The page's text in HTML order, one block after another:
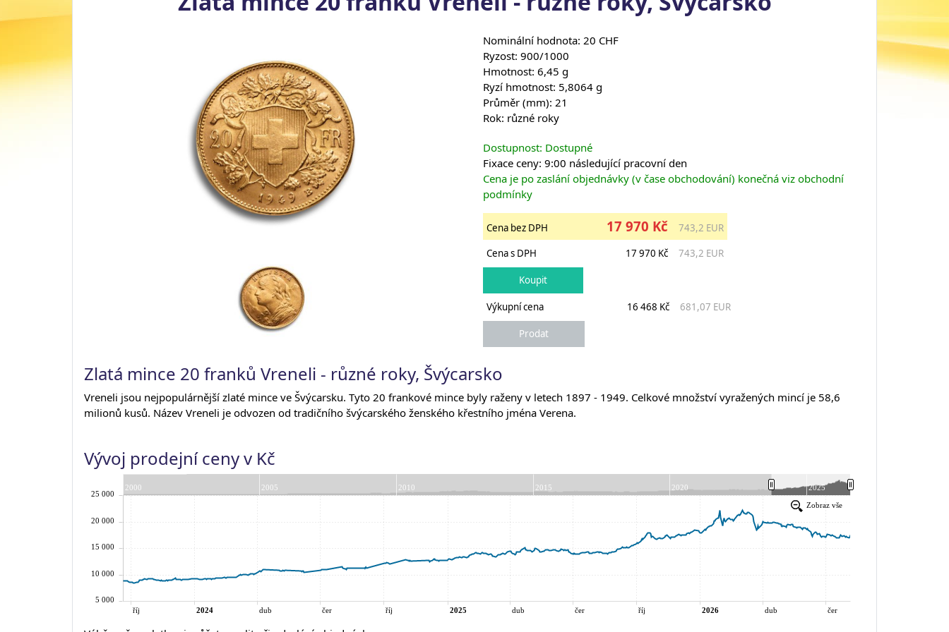
Nominální hodnota: 20 CHF
Ryzost: 900/1000
Hmotnost: 6,45 g
Ryzí hmotnost: 5,8064 g
Průměr (mm): 21
Rok: různé roky
Dostupnost: Dostupné
Fixace ceny: 9:00 následující pracovní den
Cena je po zaslání objednávky (v čase obchodování) konečná viz obchodní
podmínky
Cena bez DPH 17 970 Kč
743,2 EUR
Cena s DPH
17 970 Kč 743,2 EUR
Výkupní cena 16 468 Kč 681,07 EUR
Zlatá mince 20 franků Vreneli - různé roky, Švýcarsko
Vreneli jsou nejpopulárnější zlaté mince ve Švýcarsku. Tyto 20 frankové mince byly raženy v letech 1897 - 1949. Celkové množství vyražených mincí je 58,6
milionů kusů. Název Vreneli je odvozen od tradičního švýcarského ženského křestního jména Verena.
Vývoj prodejní ceny v Kč